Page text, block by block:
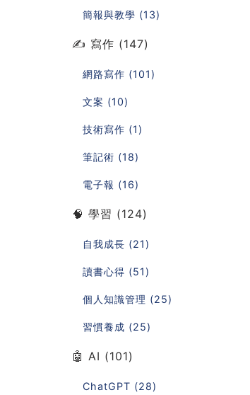
簡報與教學 (13)
✍️ 寫作 (147)
網路寫作 (101)
文案 (10)
技術寫作 (1)
筆記術 (18)
電子報 (16)
🧠 學習 (124)
自我成長 (21)
讀書心得 (51)
個人知識管理 (25)
習慣養成 (25)
🤖 AI (101)
ChatGPT (28)